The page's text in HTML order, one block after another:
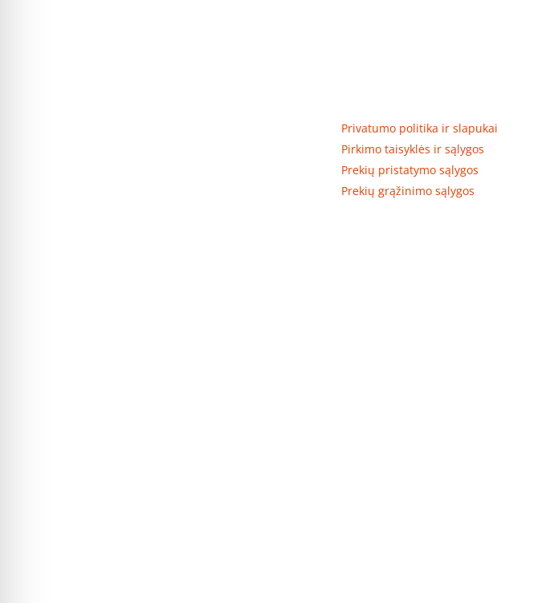
Privatumo politika ir slapukai
Pirkimo taisyklės ir sąlygos
Prekių pristatymo sąlygos
Prekių grąžinimo sąlygos